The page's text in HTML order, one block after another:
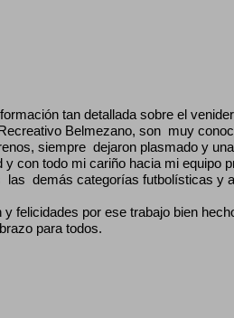
tan detallada sobre el
Belmezano, son muy
siempre dejaron plasmado y
con todo mi cariño hacia mi equipo
las demás categorías futbolísticas y
felicidades por ese trabajo bien
para todos.